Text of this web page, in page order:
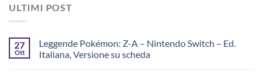
ULTIMI POST
27
Ott
Leggende Pokémon: Z-A – Nintendo Switch – Ed.
Italiana, Versione su scheda